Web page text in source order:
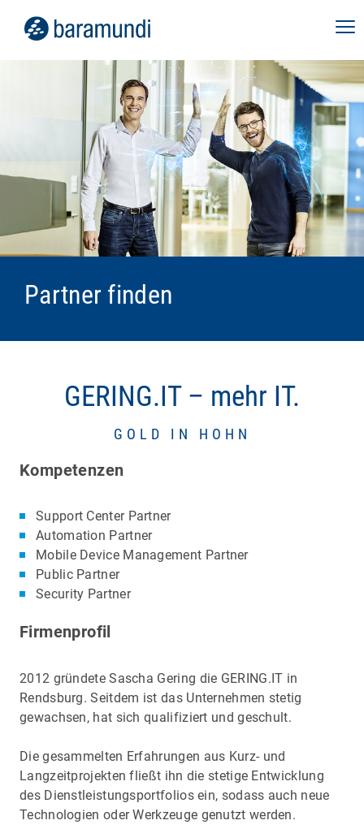
Partner finden
GERING.IT – mehr IT.
GOLD IN HOHN
Kompetenzen
Support Center Partner
Automation Partner
Mobile Device Management Partner
Public Partner
Security Partner
Firmenprofil
2012 gründete Sascha Gering die GERING.IT in
Rendsburg. Seitdem ist das Unternehmen stetig
gewachsen, hat sich qualifiziert und geschult.
Die gesammelten Erfahrungen aus Kurz- und
Langzeitprojekten fließt ihn die stetige Entwicklung
des Dienstleistungsportfolios ein, sodass auch neue
Technologien oder Werkzeuge genutzt werden.